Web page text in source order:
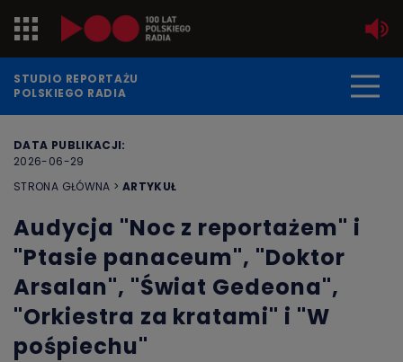
Jedynka
Dwójka
Trójka
PR24
Poland
Kierowcy
STUDIO REPORTAŻU
POLSKIEGO RADIA
DATA PUBLIKACJI:
2026-06-29
STRONA GŁÓWNA > ARTYKUŁ
Audycja "Noc z reportażem" i
"Ptasie panaceum", "Doktor
Arsalan", "Świat Gedeona",
"Orkiestra za kratami" i "W
pośpiechu"